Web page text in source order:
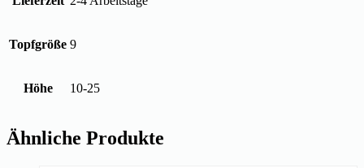
Topfgröße 9
Höhe 10-25
Ähnliche Produkte